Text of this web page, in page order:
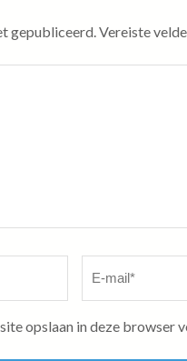
gepubliceerd. Vereiste
mail*
opslaan in deze browser